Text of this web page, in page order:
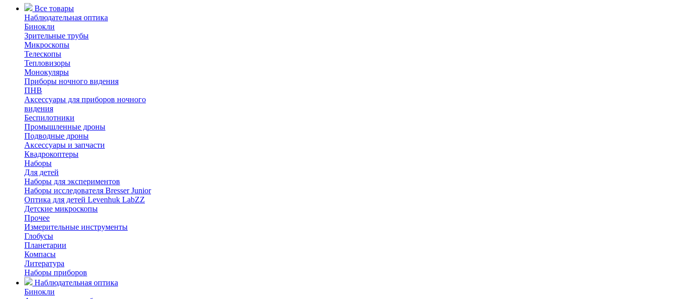
Все товары
Наблюдательная оптика
Бинокли
Зрительные трубы
Микроскопы
Телескопы
Тепловизоры
Монокуляры
Приборы ночного видения
ПНВ
Аксессуары для приборов ночного
видения
Беспилотники
Промышленные дроны
Подводные дроны
Аксессуары и запчасти
Квадрокоптеры
Наборы
Для детей
Наборы для экспериментов
Наборы исследователя Bresser Junior
Оптика для детей Levenhuk LabZZ
Детские микроскопы
Прочее
Измерительные инструменты
Глобусы
Планетарии
Компасы
Литература
Наборы приборов
Наблюдательная оптика
Бинокли